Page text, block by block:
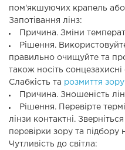
пом'якшуючих крапель
Запотівання лінз:
Причина. Зміни
Рішення.
правильно очищуйте та
також носіть
Слабкість та розмиття зору
Причина. Зношеність
Рішення. Перевірте
лінзи контактні.
перевірки зору та підбору
Чутливість до світла: